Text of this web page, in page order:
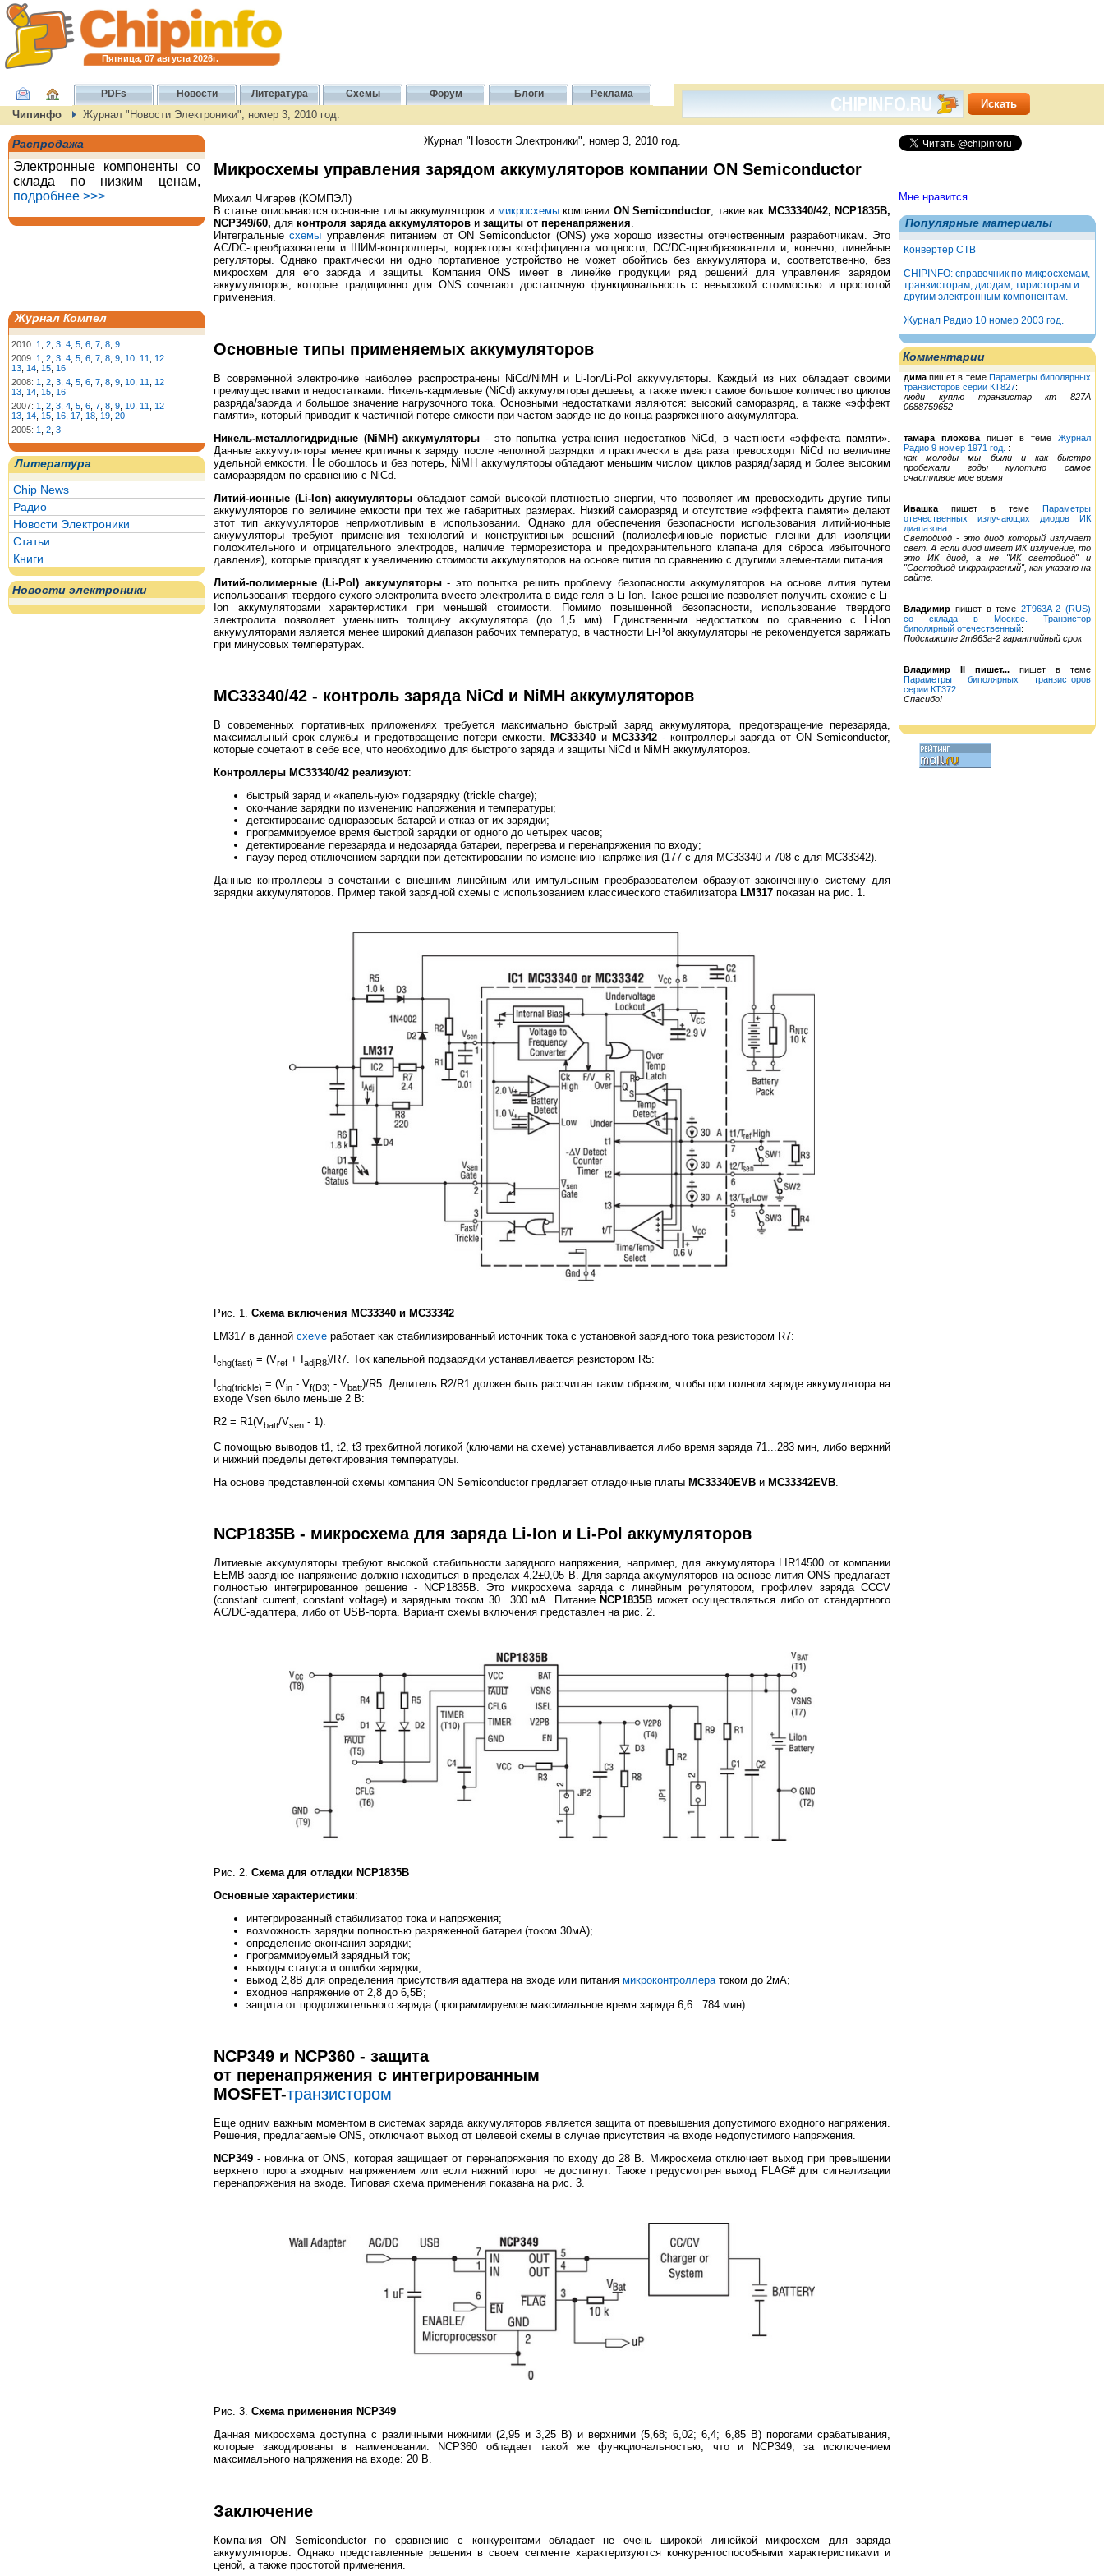
Пятница, 07 августа 2026г.
PDFs Новости Литература Схемы Форум Блоги Реклама
Чипинфо Журнал "Новости Электроники", номер 3, 2010 год.
Распродажа
Электронные компоненты со
склада по низким ценам,
подробнее >>>
Журнал Компел
2010: 1 2 3 4 5 6 7 8 9
2009: 1 2 3 4 5 6 7 8 9 10 11
12
13 14 15 16
2008: 1 2 3 4 5 6 7 8 9 10 11
12
13 14 15 16
2007: 1 2 3 4 5 6 7 8 9 10 11
12
13 14 15 16 17 18 19 20
2005: 1 2 3
Литература
Chip News
Радио
Новости Электроники
Статьи
Книги
Новости электроники
Мне нравится
Популярные материалы
Конвертер СТВ
CHIPINFO: справочник по микросхемам,
транзисторам, диодам, тиристорам и
другим электронным компонентам.
Журнал Радио 10 номер 2003 год.
Комментарии
дима пишет в теме Параметры биполярных
транзисторов серии КТ827:
люди куплю транзистар кт 827А
0688759652
тамара плохова пишет в теме Журнал
Радио 9 номер 1971 год. :
как молоды мы были и как быстро
пробежали годы кулотино самое
счастливое мое время
Ивашка пишет в теме Параметры
отечественных излучающих диодов ИК
диапазона:
Светодиод - это диод который излучает
свет. А если диод имеет ИК излучение, то
это ИК диод, а не "ИК светодиод" и
"Светодиод инфракрасный", как указано на
сайте.
Владимир пишет в теме2Т963А-2 (RUS)
со склада в Москве. Транзистор
биполярный отечественный:
Подскажите 2т963а-2 гарантийный срок
Владимир II пишет... пишет в теме
Параметры биполярных транзисторов
серии КТ372:
Спасибо!
Журнал "Новости Электроники", номер 3, 2010 год.
Микросхемы управления зарядом аккумуляторов компании ON Semiconductor
Михаил Чигарев (КОМПЭЛ)
В статье описываются основные типы аккумуляторов и микросхемы компании ON Semiconductor, такие как MC33340/42, NCP1835B,
NCP349/60, для контроля заряда аккумуляторов и защиты от перенапряжения.
Интегральныесхемы управления питанием от ON Semiconductor (ONS) уже хорошо известны отечественным разработчикам. Это
AC/DC-преобразователи и ШИМ-контроллеры, корректоры коэффициента мощности, DC/DC-преобразователи и, конечно, линейные
регуляторы. Однако практически ни одно портативное устройство не может обойтись без аккумулятора и, соответственно, без
микросхем для его заряда и защиты. Компания ONS имеет в линейке продукции ряд решений для управления зарядом
аккумуляторов, которые традиционно для ONS сочетают достаточную функциональность с невысокой стоимостью и простотой
применения.
Основные типы применяемых аккумуляторов
В современной электронике наиболее распространены NiCd/NiMH и Li-Ion/Li-Pol аккумуляторы. Каждый из них обладает своими
преимуществами и недостатками. Никель-кадмиевые (NiCd) аккумуляторы дешевы, а также имеют самое большое количество циклов
разряда/заряда и большое значение нагрузочного тока. Основными недостатками являются: высокий саморазряд, а также «эффект
памяти», который приводит к частичной потере емкости при частом заряде не до конца разряженного аккумулятора.
Никель-металлогидридные (NiMH) аккумуляторы - это попытка устранения недостатков NiCd, в частности «эффекта памяти».
Данные аккумуляторы менее критичны к заряду после неполной разрядки и практически в два раза превосходят NiCd по величине
удельной емкости. Не обошлось и без потерь, NiMH аккумуляторы обладают меньшим числом циклов разряд/заряд и более высоким
саморазрядом по сравнению с NiCd.
Литий-ионные (Li-Ion) аккумуляторы обладают самой высокой плотностью энергии, что позволяет им превосходить другие типы
аккумуляторов по величине емкости при тех же габаритных размерах. Низкий саморазряд и отсутствие «эффекта памяти» делают
этот тип аккумуляторов неприхотливым в использовании. Однако для обеспечения безопасности использования литий-ионные
аккумуляторы требуют применения технологий и конструктивных решений (полиолефиновые пористые пленки для изоляции
положительного и отрицательного электродов, наличие терморезистора и предохранительного клапана для сброса избыточного
давления), которые приводят к увеличению стоимости аккумуляторов на основе лития по сравнению с другими элементами питания.
Литий-полимерные (Li-Pol) аккумуляторы- это попытка решить проблему безопасности аккумуляторов на основе лития путем
использования твердого сухого электролита вместо электролита в виде геля в Li-Ion. Такое решение позволяет получить схожие с Li-
Ion аккумуляторами характеристики при меньшей стоимости. Помимо повышенной безопасности, использование твердого
электролита позволяет уменьшить толщину аккумулятора (до 1,5 мм). Единственным недостатком по сравнению с Li-Ion
аккумуляторами является менее широкий диапазон рабочих температур, в частности Li-Pol аккумуляторы не рекомендуется заряжать
при минусовых температурах.
MC33340/42 - контроль заряда NiCd и NiMH аккумуляторов
В современных портативных приложениях требуется максимально быстрый заряд аккумулятора, предотвращение перезаряда,
максимальный срок службы и предотвращение потери емкости. MC33340 и MC33342- контроллеры заряда от ON Semiconductor,
которые сочетают в себе все, что необходимо для быстрого заряда и защиты NiCd и NiMH аккумуляторов.
Контроллеры МС33340/42 реализуют:
быстрый заряд и «капельную» подзарядку (trickle charge);
окончание зарядки по изменению напряжения и температуры;
детектирование одноразовых батарей и отказ от их зарядки;
программируемое время быстрой зарядки от одного до четырех часов;
детектирование перезаряда и недозаряда батареи, перегрева и перенапряжения по входу;
паузу перед отключением зарядки при детектировании по изменению напряжения (177 с для MC33340 и 708 с для MC33342).
Данные контроллеры в сочетании с внешним линейным или импульсным преобразователем образуют законченную систему для
зарядки аккумуляторов. Пример такой зарядной схемы с использованием классического стабилизатора LM317 показан на рис. 1.
Рис. 1. Схема включения MC33340 и MC33342
LM317 в данной схеме работает как стабилизированный источник тока с установкой зарядного тока резистором R7:
chg(fast) = (Vref + I adjR8)/R7. Ток капельной подзарядки устанавливается резистором R5:
chg(trickle) = (Vin - Vf(D3) - Vbatt)/R5. Делитель R2/R1 должен быть рассчитан таким образом, чтобы при полном заряде аккумулятора на
входе Vsen было меньше 2 В:
R2 = R1(Vbatt/Vsen - 1).
С помощью выводов t1, t2, t3 трехбитной логикой (ключами на схеме) устанавливается либо время заряда 71...283 мин, либо верхний
и нижний пределы детектирования температуры.
На основе представленной схемы компания ON Semiconductor предлагает отладочные платы MC33340EVB и MC33342EVB
NCP1835B - микросхема для заряда Li-Ion и Li-Pol аккумуляторов
Литиевые аккумуляторы требуют высокой стабильности зарядного напряжения, например, для аккумулятора LIR14500 от компании
EEMB зарядное напряжение должно находиться в пределах 4,2±0,05 В. Для заряда аккумуляторов на основе лития ONS предлагает
полностью интегрированное решение - NCP1835B. Это микросхема заряда с линейным регулятором, профилем заряда CCCV
(constant current, constant voltage) и зарядным током 30...300 мА. Питание NCP1835B может осуществляться либо от стандартного
AC/DC-адаптера, либо от USB-порта. Вариант схемы включения представлен на рис. 2.
Рис. 2. Схема для отладки NCP1835B
Основные характеристики:
интегрированный стабилизатор тока и напряжения;
возможность зарядки полностью разряженной батареи (током 30мА);
определение окончания зарядки;
программируемый зарядный ток;
выходы статуса и ошибки зарядки;
выход 2,8В для определения присутствия адаптера на входе или питания микроконтроллератоком до 2мА;
входное напряжение от 2,8 до 6,5В;
защита от продолжительного заряда (программируемое максимальное время заряда 6,6...784 мин).
NCP349 и NCP360 - защита
от перенапряжения с интегрированным
MOSFET-транзистором
Еще одним важным моментом в системах заряда аккумуляторов является защита от превышения допустимого входного напряжения.
Решения, предлагаемые ONS, отключают выход от целевой схемы в случае присутствия на входе недопустимого напряжения.
NCP349 - новинка от ONS, которая защищает от перенапряжения по входу до 28 В. Микросхема отключает выход при превышении
верхнего порога входным напряжением или если нижний порог не достигнут. Также предусмотрен выход FLAG# для сигнализации
перенапряжения на входе. Типовая схема применения показана на рис. 3.
Рис. 3. Схема применения NCP349
Данная микросхема доступна с различными нижними (2,95 и 3,25 В) и верхними (5,68; 6,02; 6,4; 6,85 В) порогами срабатывания,
которые закодированы в наименовании. NCP360 обладает такой же функциональностью, что и NCP349, за исключением
максимального напряжения на входе: 20 В.
Заключение
Компания ON Semiconductor по сравнению с конкурентами обладает не очень широкой линейкой микросхем для заряда
аккумуляторов. Однако представленные решения в своем сегменте характеризуются конкурентоспособными характеристиками и
ценой, а также простотой применения.